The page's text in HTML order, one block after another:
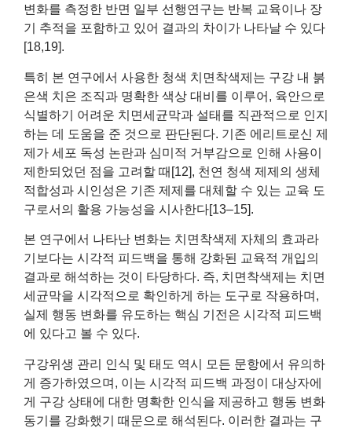
변화를 측정한 반면 일부 선행연구는 반복 교육이나 장
기 추적을 포함하고 있어 결과의 차이가 나타날 수 있다
[18,19].
특히 본 연구에서 사용한 청색 치면착색제는 구강 내 붉
은색 치은 조직과 명확한 색상 대비를 이루어, 육안으로
식별하기 어려운 치면세균막과 설태를 직관적으로 인지
하는 데 도움을 준 것으로 판단된다. 기존 에리트로신 제
제가 세포 독성 논란과 심미적 거부감으로 인해 사용이
제한되었던 점을 고려할 때[12], 천연 청색 제제의 생체
적합성과 시인성은 기존 제제를 대체할 수 있는 교육 도
구로서의 활용 가능성을 시사한다[13–15].
본 연구에서 나타난 변화는 치면착색제 자체의 효과라
기보다는 시각적 피드백을 통해 강화된 교육적 개입의
결과로 해석하는 것이 타당하다. 즉, 치면착색제는 치면
세균막을 시각적으로 확인하게 하는 도구로 작용하며,
실제 행동 변화를 유도하는 핵심 기전은 시각적 피드백
에 있다고 볼 수 있다.
구강위생 관리 인식 및 태도 역시 모든 문항에서 유의하
게 증가하였으며, 이는 시각적 피드백 과정이 대상자에
게 구강 상태에 대한 명확한 인식을 제공하고 행동 변화
동기를 강화했기 때문으로 해석된다. 이러한 결과는 구